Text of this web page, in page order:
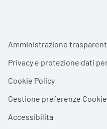
Footer menu
Amministrazione
Privacy e protezione dati
Cookie Policy
Gestione preferenze Cookie
Accessibilità